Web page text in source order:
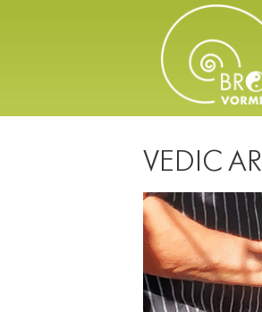
VEDIC ART